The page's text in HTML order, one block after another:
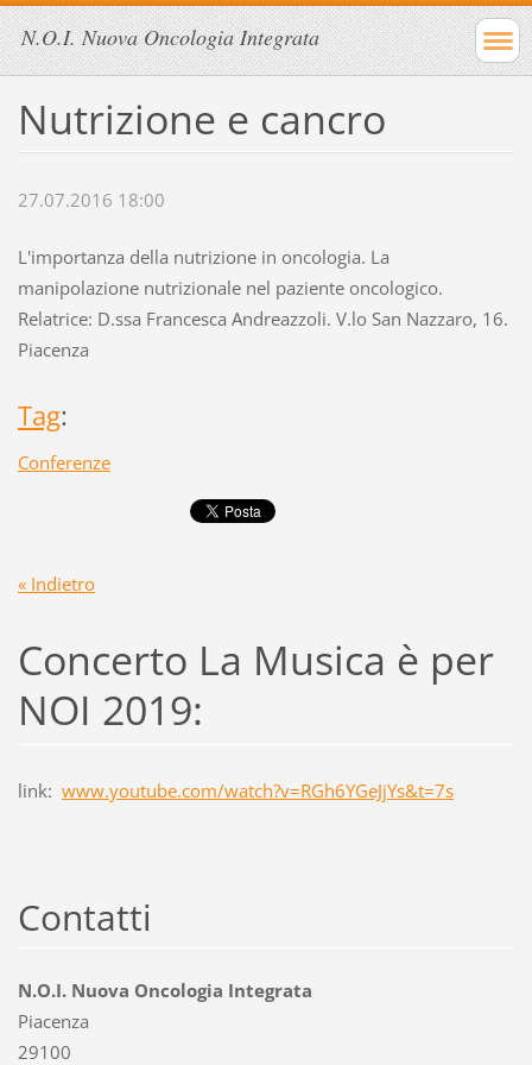
N.O.I. Nuova Oncologia Integrata
Nutrizione e cancro
27.07.2016 18:00
L'importanza della nutrizione in oncologia. La
manipolazione nutrizionale nel paziente oncologico.
Relatrice: D.ssa Francesca Andreazzoli. V.lo San Nazzaro, 16.
Piacenza
Tag:
Conferenze
« Indietro
Concerto La Musica è per
NOI 2019:
link: www.youtube.com/watch?v=RGh6YGeJjYs&t=7s
Contatti
N.O.I. Nuova Oncologia Integrata
Piacenza
29100